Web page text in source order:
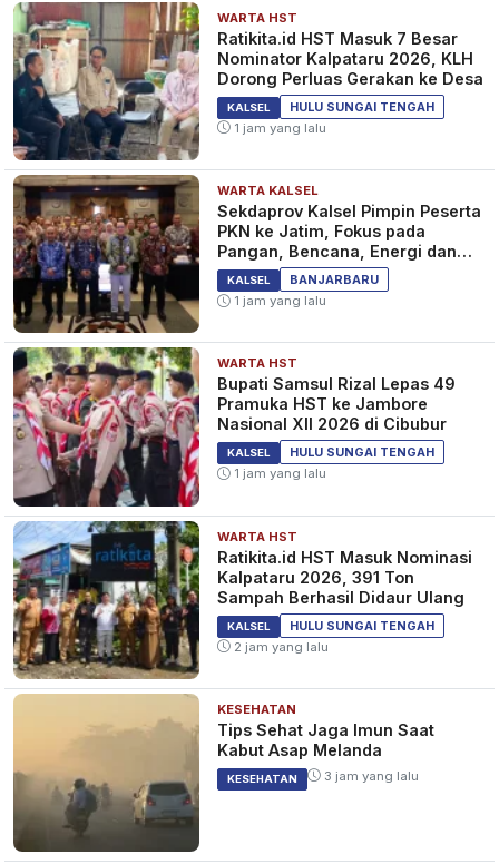
WARTA HST
Ratikita.id HST Masuk 7 Besar
Nominator Kalpataru 2026, KLH
Dorong Perluas Gerakan ke Desa
KALSEL
HULU SUNGAI TENGAH
1 jam yang lalu
WARTA KALSEL
Sekdaprov Kalsel Pimpin Peserta
PKN ke Jatim, Fokus pada
Pangan, Bencana, Energi dan
Ekonomi
KALSEL
BANJARBARU
1 jam yang lalu
WARTA HST
Bupati Samsul Rizal Lepas 49
Pramuka HST ke Jambore
Nasional XII 2026 di Cibubur
KALSEL
HULU SUNGAI TENGAH
1 jam yang lalu
WARTA HST
Ratikita.id HST Masuk Nominasi
Kalpataru 2026, 391 Ton
Sampah Berhasil Didaur Ulang
KALSEL
HULU SUNGAI TENGAH
2 jam yang lalu
KESEHATAN
Tips Sehat Jaga Imun Saat
Kabut Asap Melanda
KESEHATAN 3 jam yang lalu